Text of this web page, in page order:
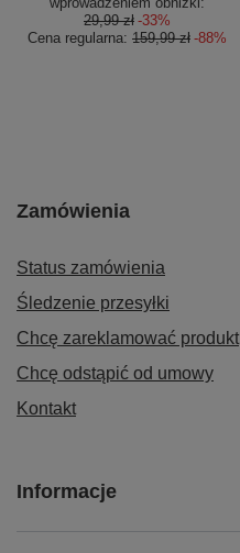
29,99 zł -33%
Cena regularna: 159,99 zł -88%
Zamówienia
Status zamówienia
Śledzenie przesyłki
Chcę zareklamować produkt
Chcę odstąpić od umowy
Kontakt
Informacje